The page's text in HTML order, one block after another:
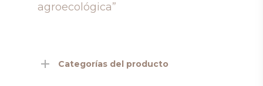
agroecológica”
Categorías del producto